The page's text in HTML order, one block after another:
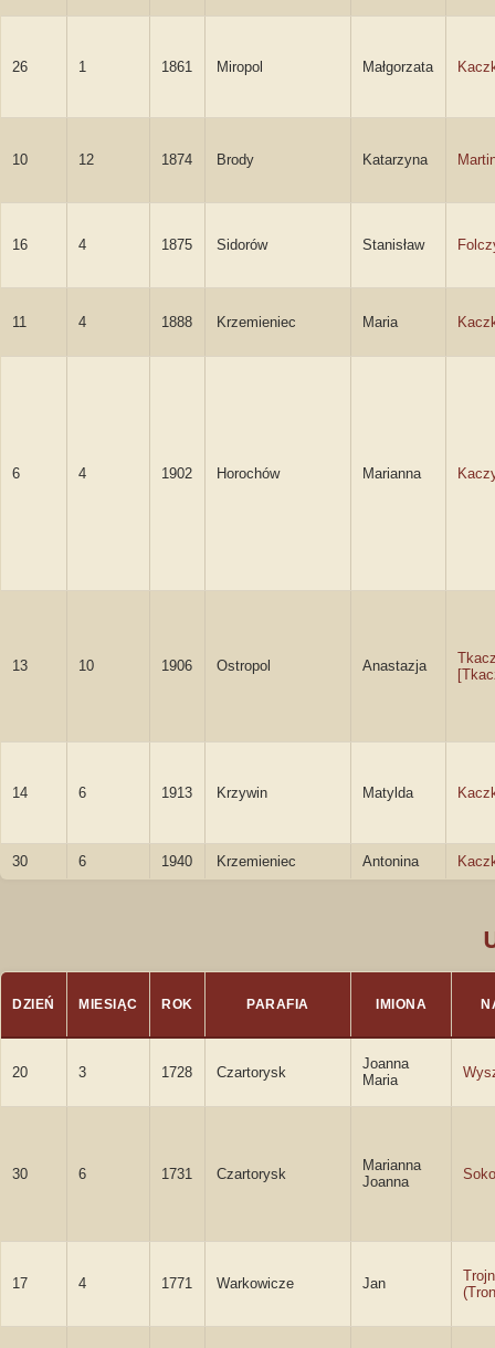
26 1 1861 Miropol Małgorzata
10 12 1874 Brody Katarzyna
16 4 1875 Sidorów Stanisław
11 4 1888 Krzemieniec Maria
6 4 1902 Horochów Marianna
13 10 1906 Ostropol Anastazja
14 6 1913 Krzywin Matylda
30 6 1940 Krzemieniec Antonina
DZIEŃ MIESIĄC ROK PARAFIA IMIONA
20 3 1728 Czartorysk
Joanna
Maria
30 6 1731 Czartorysk
Marianna
Joanna
17 4 1771 Warkowicze Jan